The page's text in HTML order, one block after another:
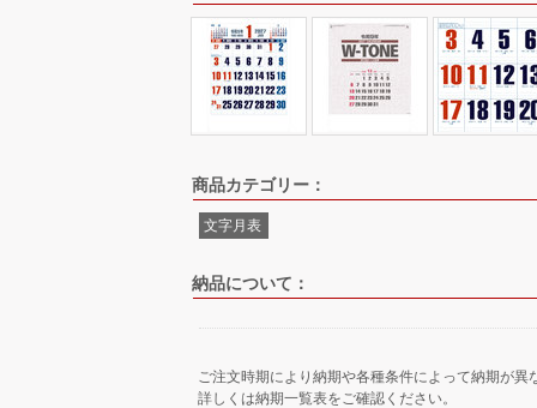
商品カテゴリー：
文字月表
納品について：
ご注文時期により納期や各種条件によって納期が異
詳しくは納期一覧表をご確認ください。